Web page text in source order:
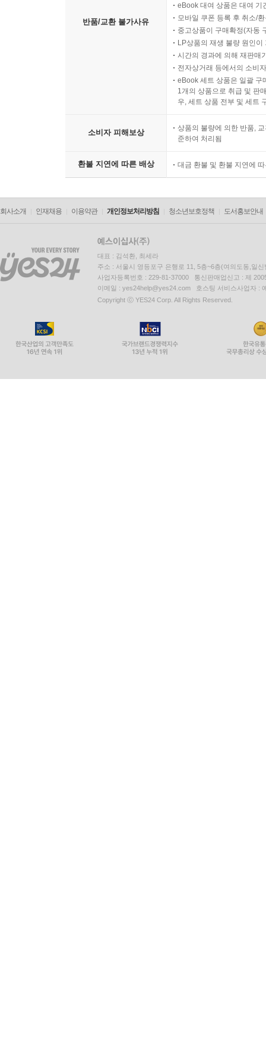
반품/교환 불가사유
eBook 대여 상품은 대여 기
모바일 쿠폰 등록 후 취소/
중고상품이 구매확정(자동
LP상품의 재생 불량 원인
시간의 경과에 의해 재판매
전자상거래 등에서의 소비
eBook 세트 상품은 일괄 구
1개의 상품으로 취급 및 판
우, 세트 상품 전부 및 세트
소비자 피해보상
상품의 불량에 의한 반품,
준하여 처리됨
환불 지연에 따른 배상 대금 환불 및 환불 지연에
회사소개 인재채용 이용약관 개인정보처리방침 청소년보호정책 도서홍보안내
대표 : 김석환, 최세라
주소 : 서울시 영등포구 은행로 11, 5층~6층(여의도동,일신
사업자등록번호 : 229-81-37000 통신판매업신고 : 제
이메일 : yes24help@yes24.com 호스팅 서비스사업자 :
Copyright ⓒ YES24 Corp. All Rights Reserved.